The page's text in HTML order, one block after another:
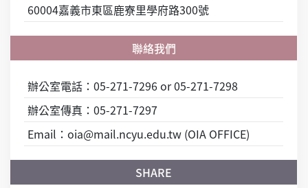
60004嘉義市東區鹿寮里學府路300號
辦公室電話：05-271-7296 or 05-271-7298
辦公室傳真：05-271-7297
Email：oia@mail.ncyu.edu.tw (OIA OFFICE)